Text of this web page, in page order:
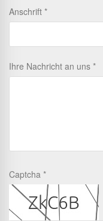
Anschrift
Ihre Nachricht an uns
Captcha